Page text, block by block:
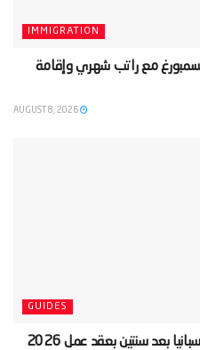
IMMIGRATION
مع راتب شهري وإقامة
GUIDES
بعد سنتين بعقد عمل 2026‬